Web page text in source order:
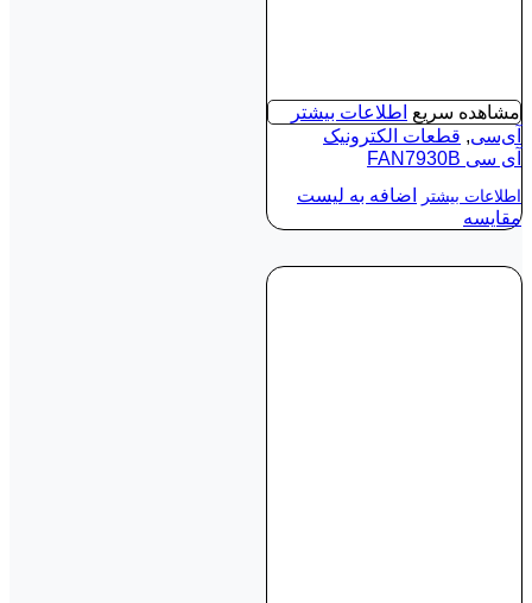
مشاهده سریع اطلاعات بیشتر
آی‌سی, قطعات الکترونیک
آی‌ سی FAN7930B
اطلاعات بیشتر
اضافه به لیست
مقایسه